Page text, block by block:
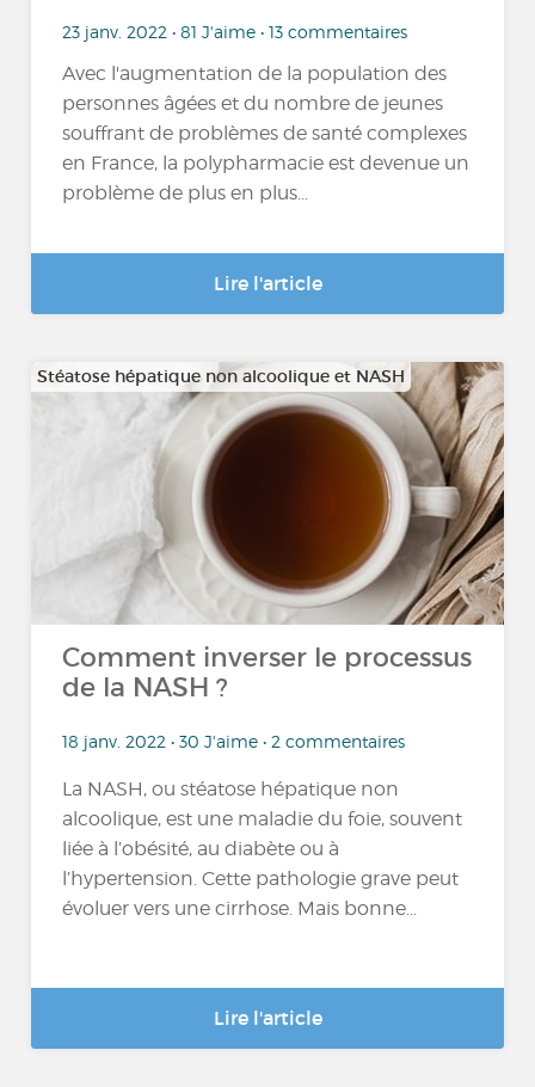
23 janv. 2022 • 81 J'aime • 13 commentaires
Avec l'augmentation de la population des
personnes âgées et du nombre de jeunes
souffrant de problèmes de santé complexes
en France, la polypharmacie est devenue un
problème de plus en plus...
Lire l'article
Stéatose hépatique non alcoolique et NASH
Comment inverser le processus
de la NASH ?
18 janv. 2022 • 30 J'aime • 2 commentaires
La NASH, ou stéatose hépatique non
alcoolique, est une maladie du foie, souvent
liée à l’obésité, au diabète ou à
l’hypertension. Cette pathologie grave peut
évoluer vers une cirrhose. Mais bonne...
Lire l'article